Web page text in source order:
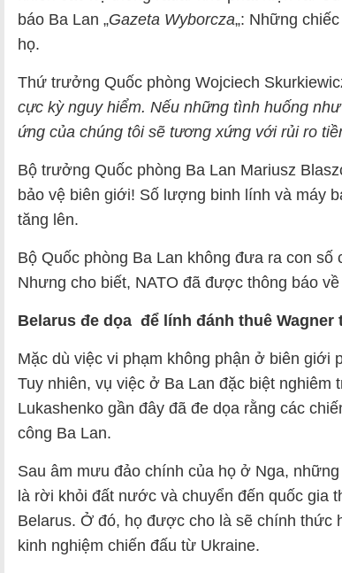
báo Ba Lan „Gazeta Wyborcza„: Những
họ.
Thứ trưởng Quốc phòng Wojciech
cực kỳ nguy hiểm. Nếu những tình huống
ứng của chúng tôi sẽ tương xứng với rủi ro
Bộ trưởng Quốc phòng Ba Lan Mariusz
bảo vệ biên giới! Số lượng binh lính và máy
tăng lên.
Bộ Quốc phòng Ba Lan không đưa ra con
Nhưng cho biết, NATO đã được thông báo
Belarus đe dọa để lính đánh thuê Wagner
Mặc dù việc vi phạm không phận ở biên giới
Tuy nhiên, vụ việc ở Ba Lan đặc biệt nghiêm
Lukashenko gần đây đã đe dọa rằng các
công Ba Lan.
Sau âm mưu đảo chính của họ ở Nga,
là rời khỏi đất nước và chuyển đến quốc gia
Belarus. Ở đó, họ được cho là sẽ chính thức
kinh nghiệm chiến đấu từ Ukraine.